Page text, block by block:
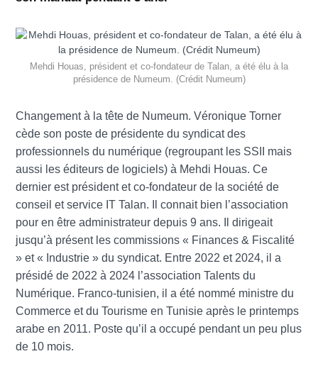
Mehdi Houas, président et co-fondateur de Talan, a été élu à la
présidence de Numeum. (Crédit Numeum)
Changement à la tête de Numeum. Véronique Torner
cède son poste de présidente du syndicat des
professionnels du numérique (regroupant les SSII mais
aussi les éditeurs de logiciels) à Mehdi Houas. Ce
dernier est président et co-fondateur de la société de
conseil et service IT Talan. Il connait bien l’association
pour en être administrateur depuis 9 ans. Il dirigeait
jusqu’à présent les commissions « Finances & Fiscalité
» et « Industrie » du syndicat. Entre 2022 et 2024, il a
présidé de 2022 à 2024 l’association Talents du
Numérique. Franco-tunisien, il a été nommé ministre du
Commerce et du Tourisme en Tunisie après le printemps
arabe en 2011. Poste qu’il a occupé pendant un peu plus
de 10 mois.